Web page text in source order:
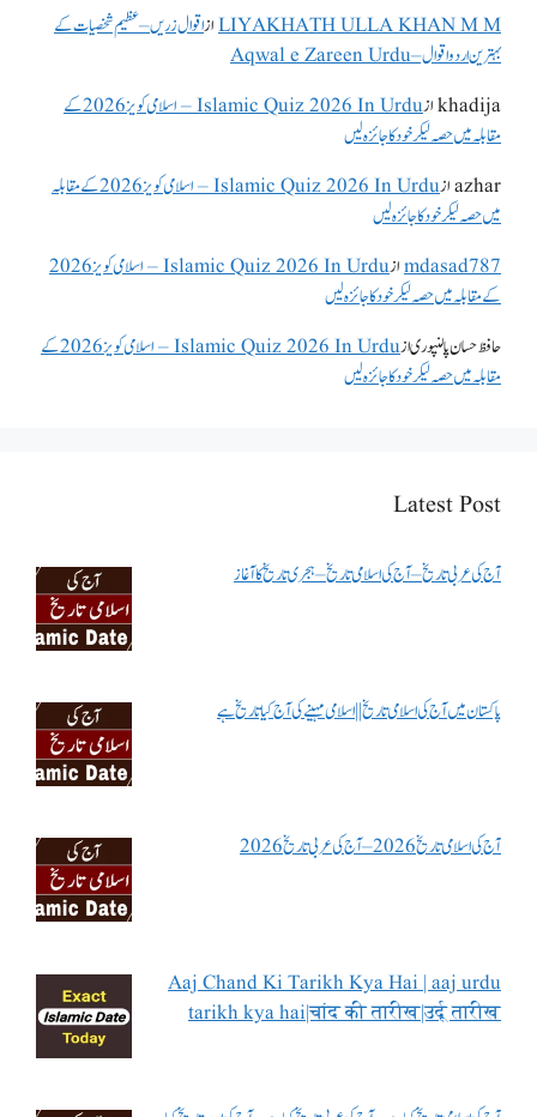
LIYAKHATH ULLA KHAN M Mازاقوال زریں – عظیم شخصیات کے
بہترین اردو اقوال – Aqwal e Zareen Urdu
khadijaاز
Islamic Quiz 2026 In Urdu – اسلامی کویز 2026 کے
مقابلہ میں حصہ لیکر خود کا جائزہ لیں
azharاز
Islamic Quiz 2026 In Urdu – اسلامی کویز 2026 کے مقابلہ
میں حصہ لیکر خود کا جائزہ لیں
mdasad787از
Islamic Quiz 2026 In Urdu – اسلامی کویز 2026
کے مقابلہ میں حصہ لیکر خود کا جائزہ لیں
حافظ حسان پالنپوریاز
Islamic Quiz 2026 In Urdu – اسلامی کویز 2026 کے
مقابلہ میں حصہ لیکر خود کا جائزہ لیں
Latest Post
آج کی عربی تاریخ – آج کی اسلامی تاریخ – ہجری تاریخ کا آغاز
پاکستان میں آج کی اسلامی تاریخ || اسلامی مہینے کی آج کیا تاریخ ہے
آج کی اسلامی تاریخ 2026 – آج کی عربی تاریخ 2026
Aaj Chand Ki Tarikh Kya Hai | aaj urdu
tarikh kya hai|चांद की तारीख|उर्दू तारीख